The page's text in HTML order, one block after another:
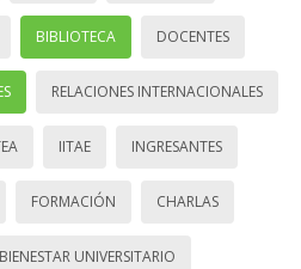
BIBLIOTECA DOCENTES
RELACIONES INTERNACIONALES
IITAE INGRESANTES
FORMACIÓN CHARLAS
BIENESTAR UNIVERSITARIO